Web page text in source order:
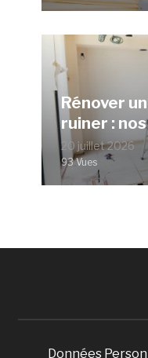
Rénover
ruiner :
20 juillet 2026
93 Vues
Données